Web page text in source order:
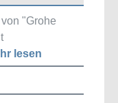
"Grohe
lesen